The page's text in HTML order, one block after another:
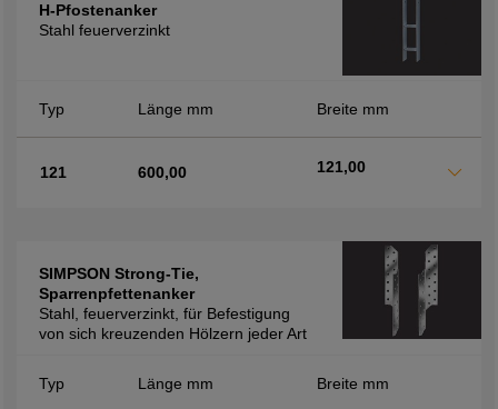
H-Pfostenanker
Stahl feuerverzinkt
Typ Länge mm Breite mm
121 600,00 121,00
SIMPSON Strong-Tie,
Sparrenpfettenanker
Stahl, feuerverzinkt, für Befestigung
von sich kreuzenden Hölzern jeder Art
Typ Länge mm Breite mm